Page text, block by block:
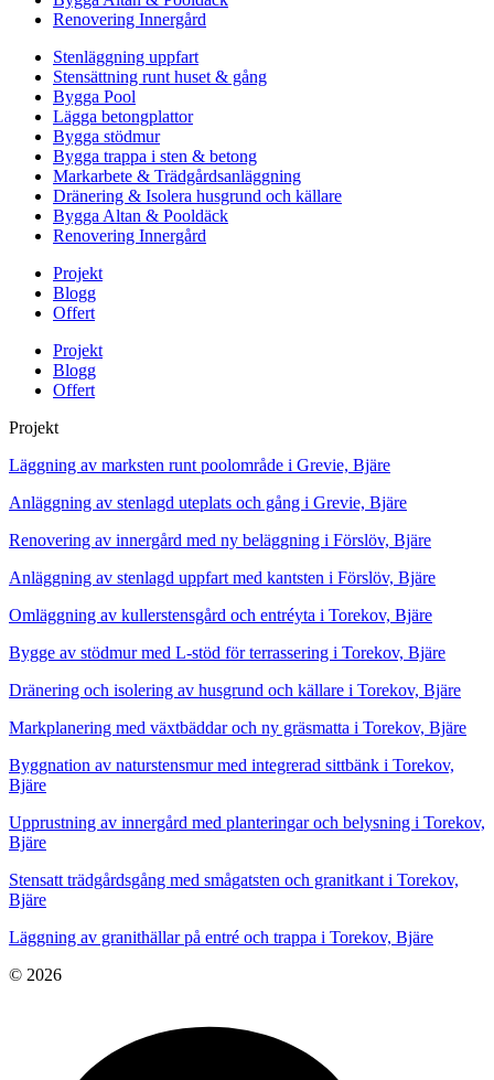
Renovering Innergård
Stenläggning uppfart
Stensättning runt huset & gång
Bygga Pool
Lägga betongplattor
Bygga stödmur
Bygga trappa i sten & betong
Markarbete & Trädgårdsanläggning
Dränering & Isolera husgrund och källare
Bygga Altan & Pooldäck
Renovering Innergård
Projekt
Blogg
Offert
Projekt
Blogg
Offert
Projekt
Läggning av marksten runt poolområde i Grevie, Bjäre
Anläggning av stenlagd uteplats och gång i Grevie, Bjäre
Renovering av innergård med ny beläggning i Förslöv, Bjäre
Anläggning av stenlagd uppfart med kantsten i Förslöv, Bjäre
Omläggning av kullerstensgård och entréyta i Torekov, Bjäre
Bygge av stödmur med L-stöd för terrassering i Torekov, Bjäre
Dränering och isolering av husgrund och källare i Torekov, Bjäre
Markplanering med växtbäddar och ny gräsmatta i Torekov, Bjäre
Byggnation av naturstensmur med integrerad sittbänk i Torekov,
Bjäre
Upprustning av innergård med planteringar och belysning i Torekov,
Bjäre
Stensatt trädgårdsgång med smågatsten och granitkant i Torekov,
Bjäre
Läggning av granithällar på entré och trappa i Torekov, Bjäre
© 2026